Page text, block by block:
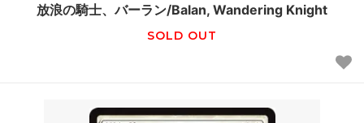
放浪の騎士、バーラン/Balan, Wandering Knight
SOLD OUT